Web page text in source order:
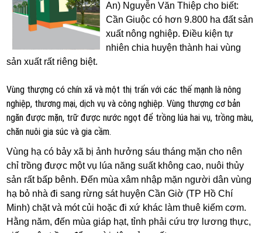
An) Nguyễn Văn Thiệp cho biết:
Cần Giuộc có hơn 9.800 ha đất sản
xuất nông nghiệp. Điều kiện tự
nhiên chia huyện thành hai vùng
sản xuất rất riêng biệt.
Vùng thượng có chín xã và một thị trấn với các thế mạnh là nông
nghiệp, thương mại, dịch vụ và công nghiệp. Vùng thượng cơ bản
ngăn được mặn, trữ được nước ngọt để trồng lúa hai vụ, trồng màu,
chăn nuôi gia súc và gia cầm.
Vùng hạ có bảy xã bị ảnh hưởng sáu tháng mặn cho nên
chỉ trồng được một vụ lúa năng suất không cao, nuôi thủy
sản rất bấp bênh. Đến mùa xâm nhập mặn người dân vùng
hạ bỏ nhà đi sang rừng sát huyện Cần Giờ (TP Hồ Chí
Minh) chặt và mót củi hoặc đi xứ khác làm thuê kiếm cơm.
Hằng năm, đến mùa giáp hạt, tỉnh phải cứu trợ lương thực,